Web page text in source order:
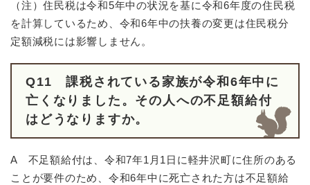
（注）住民税は令和5年中の状況を基に令和6年度の住民税
を計算しているため、令和6年中の扶養の変更は住民税分
定額減税には影響しません。
Q11 課税されている家族が令和6年中に
亡くなりました。その人への不足額給付
はどうなりますか。
A 不足額給付は、令和7年1月1日に軽井沢町に住所のある
ことが要件のため、令和6年中に死亡された方は不足額給